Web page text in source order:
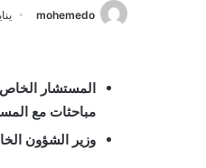
mohemedo يناير 2,
المستشار الخاص
مباحثات مع
وزير الشؤون